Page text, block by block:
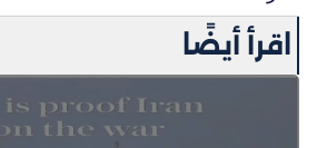
اقرأ أيضًا